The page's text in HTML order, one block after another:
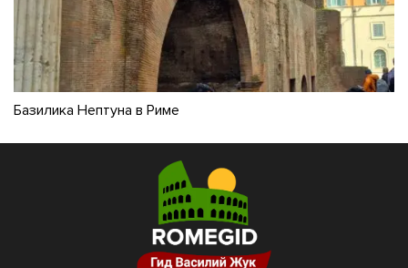
Базилика Нептуна в Риме